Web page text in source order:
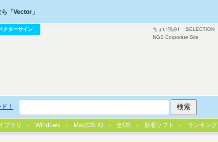
ちょい読み! SELECTION
NGS Corporate Site
「Vector」
クターサイン
！
ブラリ Windows Mac(OS X) 全OS 新着ソフト ランキング